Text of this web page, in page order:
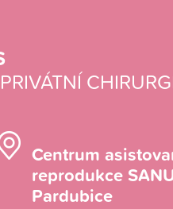
Centrum
reprodukce
Pardubice